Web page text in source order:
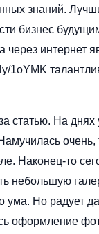
знаний.
бизнес
через интернет
1oYMK
статью. На днях
очень,
Наконец-то
небольшую
ума. Но радует
оформление